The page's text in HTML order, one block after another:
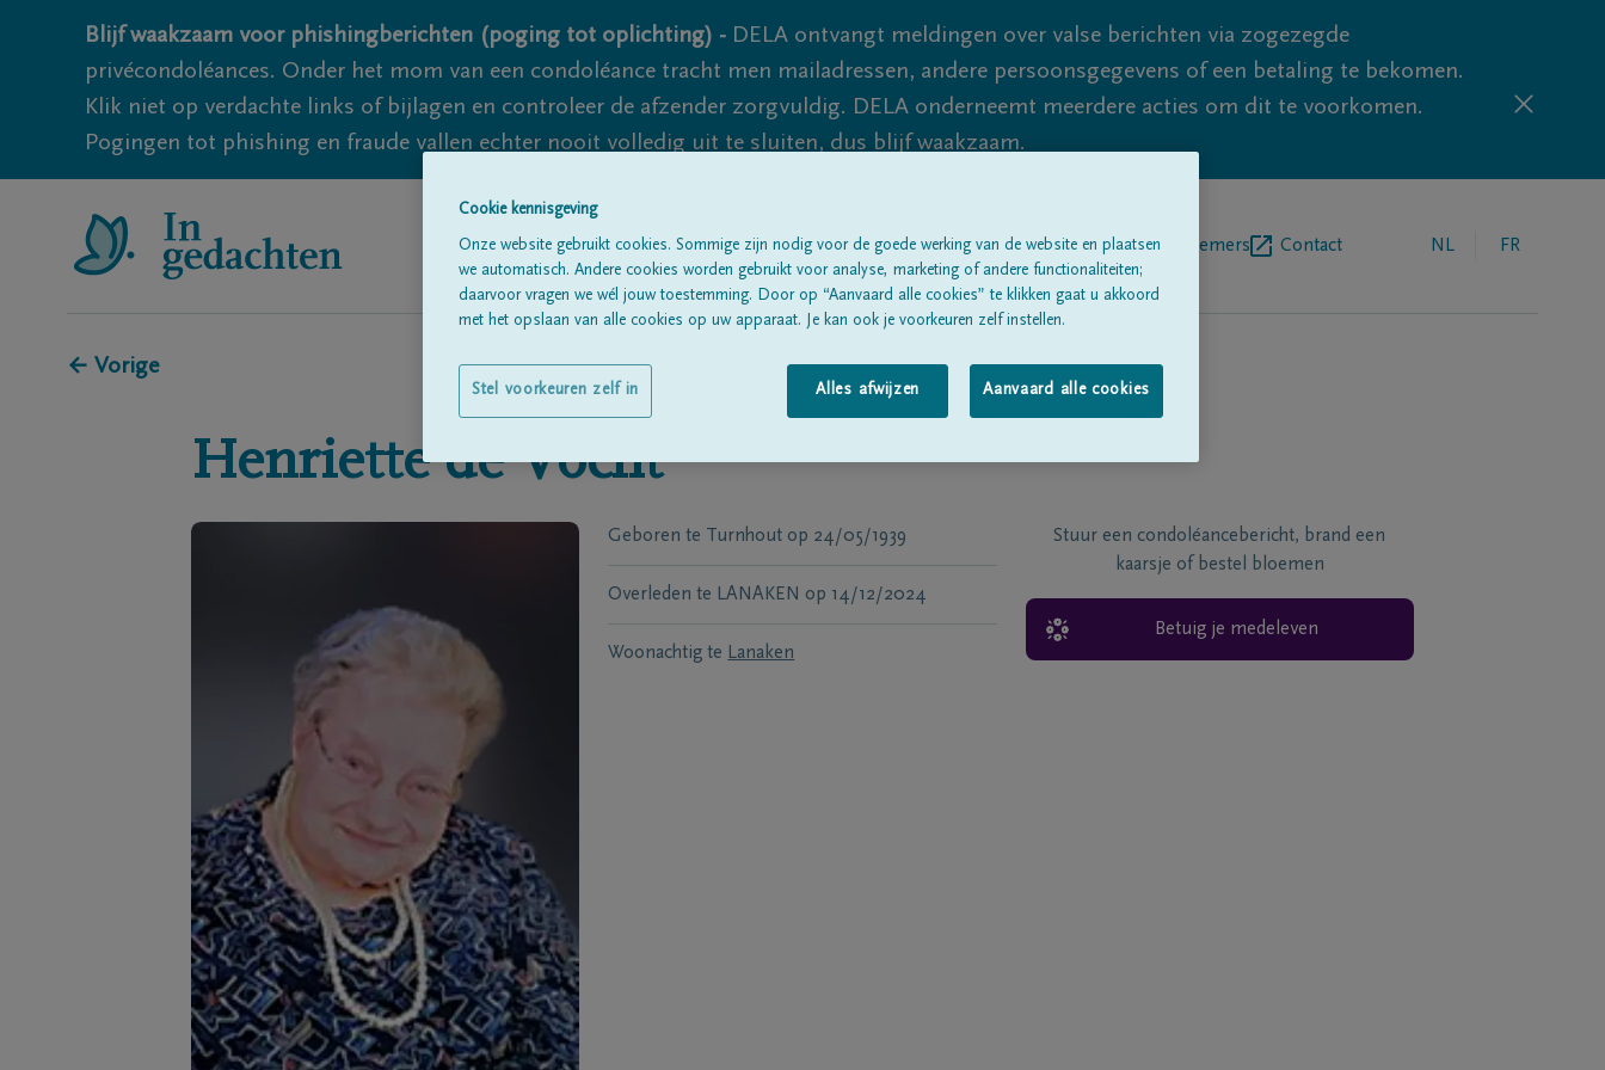
Blijf waakzaam voor phishingberichten (poging tot oplichting) - DELA ontvangt meldingen over valse berichten via zogezegde
privécondoléances. Onder het mom van een condoléance tracht men mailadressen, andere persoonsgegevens of een betaling te bekomen.
Klik niet op verdachte links of bijlagen en controleer de afzender zorgvuldig. DELA onderneemt meerdere acties om dit te voorkomen.
Pogingen tot phishing en fraude vallen echter nooit volledig uit te sluiten, dus blijf waakzaam.
Alle rouwberichtenOver onsBegrafenisondernemers Contact NL FR
← Vorige
Henriette de Vocht
Geboren te Turnhout op 24/05/1939
Overleden te LANAKEN op 14/12/2024
Woonachtig te Lanaken
Stuur een condoléancebericht, brand een
kaarsje of bestel bloemen
Betuig je medeleven
Cookie kennisgeving
Onze website gebruikt cookies. Sommige zijn nodig voor de goede werking van de website en plaatsen
we automatisch. Andere cookies worden gebruikt voor analyse, marketing of andere functionaliteiten;
daarvoor vragen we wél jouw toestemming. Door op “Aanvaard alle cookies” te klikken gaat u akkoord
met het opslaan van alle cookies op uw apparaat. Je kan ook je voorkeuren zelf instellen.
Alles afwijzen Aanvaard alle cookies
Stel voorkeuren zelf in